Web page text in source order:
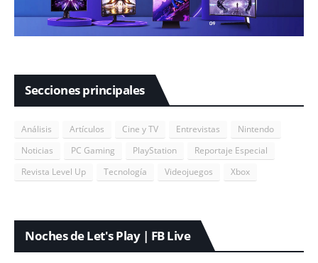
Secciones principales
Análisis Artículos Cine y TV Entrevistas
Nintendo
Noticias
PC Gaming PlayStation
Reportaje Especial
Revista Level Up
Tecnología Videojuegos Xbox
Noches de Let's Play | FB Live